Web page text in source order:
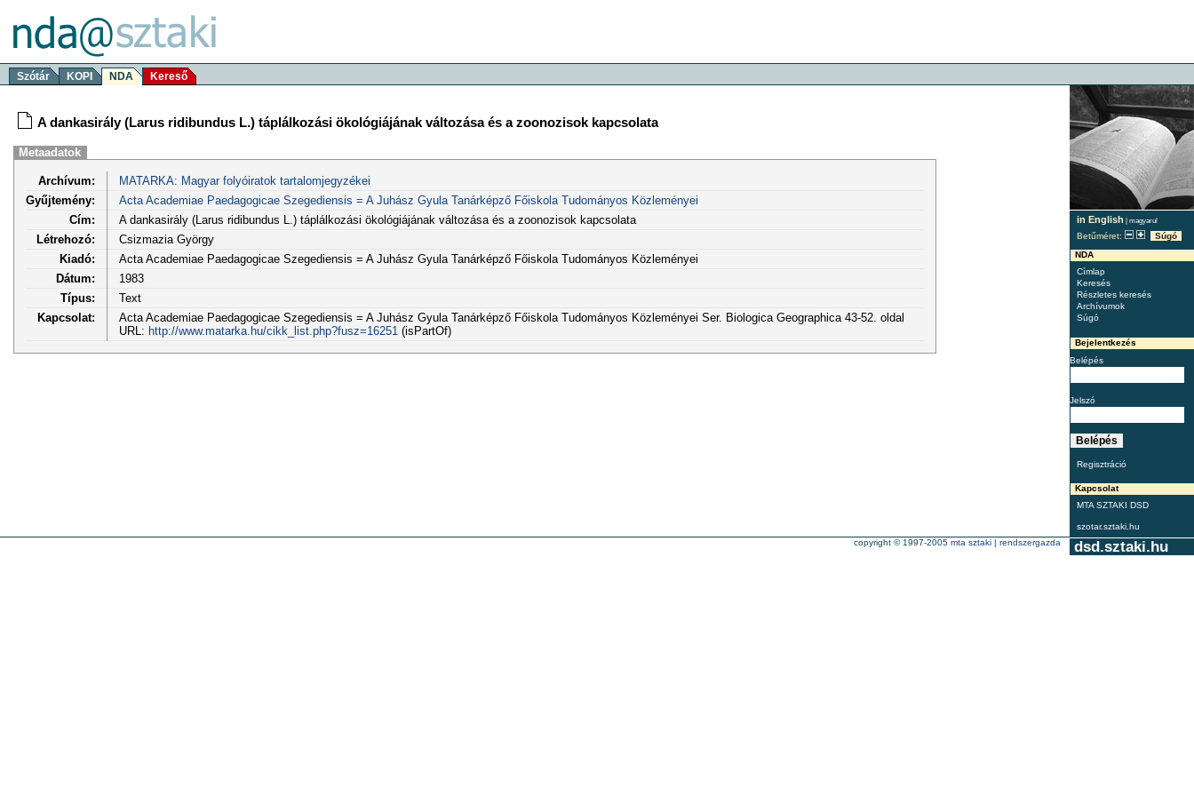
Szótár KOPI NDA Kereső
in English | magyarul
Betűméret:
Súgó
NDA
Címlap
Keresés
Részletes keresés
Archívumok
Súgó
Bejelentkezés
Belépés
Jelszó
Regisztráció
Kapcsolat
MTA SZTAKI DSD
szotar.sztaki.hu
A dankasirály (Larus ridibundus L.) táplálkozási ökológiájának változása és a zoonozisok kapcsolata
Metaadatok
Archívum:
MATARKA: Magyar folyóiratok tartalomjegyzékei
Gyűjtemény:
Acta Academiae Paedagogicae Szegediensis = A Juhász Gyula Tanárképző Főiskola Tudományos Közleményei
Cím:
A dankasirály (Larus ridibundus L.) táplálkozási ökológiájának változása és a zoonozisok kapcsolata
Létrehozó:
Csizmazia György
Kiadó:
Acta Academiae Paedagogicae Szegediensis = A Juhász Gyula Tanárképző Főiskola Tudományos Közleményei
Dátum:
1983
Típus:
Text
Kapcsolat:
Acta Academiae Paedagogicae Szegediensis = A Juhász Gyula Tanárképző Főiskola Tudományos Közleményei Ser. Biologica Geographica 43-52. oldal
URL: http://www.matarka.hu/cikk_list.php?fusz=16251 (isPartOf)
dsd.sztaki.hu
copyright © 1997-2005 mta sztaki | rendszergazda